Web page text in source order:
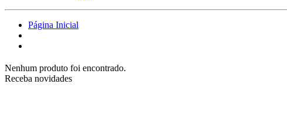
Página Inicial
Nenhum produto foi encontrado.
Receba novidades